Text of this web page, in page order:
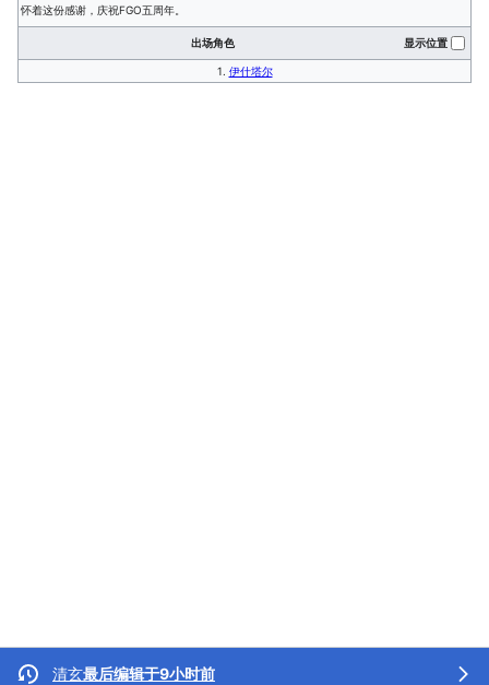
怀着这份感谢，庆祝FGO五周年。
出场角色 显示位置
1. 伊什塔尔
清玄最后编辑于9小时前